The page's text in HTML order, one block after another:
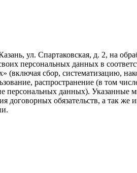
ул. Спартаковская, д. 2, на
персональных данных в
сбор, систематизацию,
распространение (в том
персональных данных). Указанные
договорных обязательств, а так же